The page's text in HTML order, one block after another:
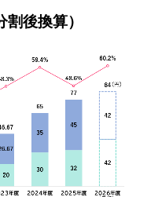
後換算）